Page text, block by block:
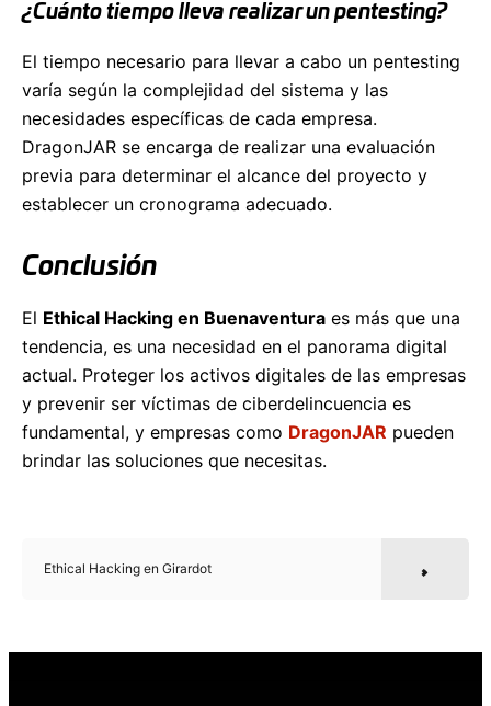
¿Cuánto tiempo lleva realizar un pentesting?
El tiempo necesario para llevar a cabo un pentesting
varía según la complejidad del sistema y las
necesidades específicas de cada empresa.
DragonJAR se encarga de realizar una evaluación
previa para determinar el alcance del proyecto y
establecer un cronograma adecuado.
Conclusión
El Ethical Hacking en Buenaventura es más que una
tendencia, es una necesidad en el panorama digital
actual. Proteger los activos digitales de las empresas
y prevenir ser víctimas de ciberdelincuencia es
fundamental, y empresas como DragonJAR pueden
brindar las soluciones que necesitas.
Ethical Hacking en Girardot